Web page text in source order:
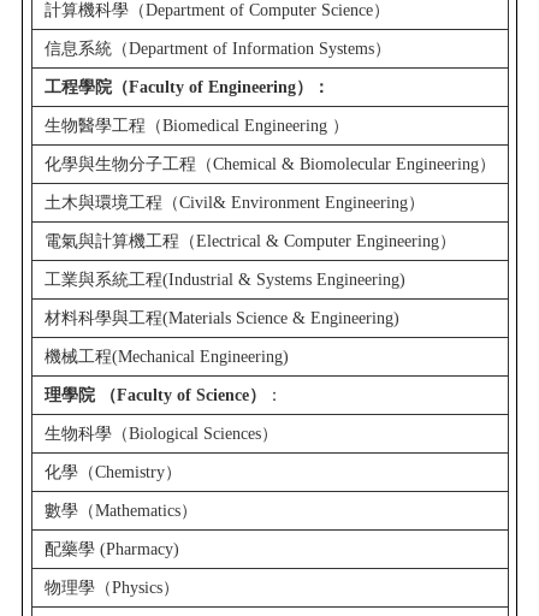
計算機科學（Department of Computer Science）
信息系統（Department of Information Systems）
工程學院（Faculty of Engineering）：
生物醫學工程（Biomedical Engineering ）
化學與生物分子工程（Chemical & Biomolecular Engineering）
土木與環境工程（Civil& Environment Engineering）
電氣與計算機工程（Electrical & Computer Engineering）
工業與系統工程(Industrial & Systems Engineering)
材料科學與工程(Materials Science & Engineering)
機械工程(Mechanical Engineering)
理學院 （Faculty of Science） ：
生物科學（Biological Sciences）
化學（Chemistry）
數學（Mathematics）
配藥學 (Pharmacy)
物理學（Physics）